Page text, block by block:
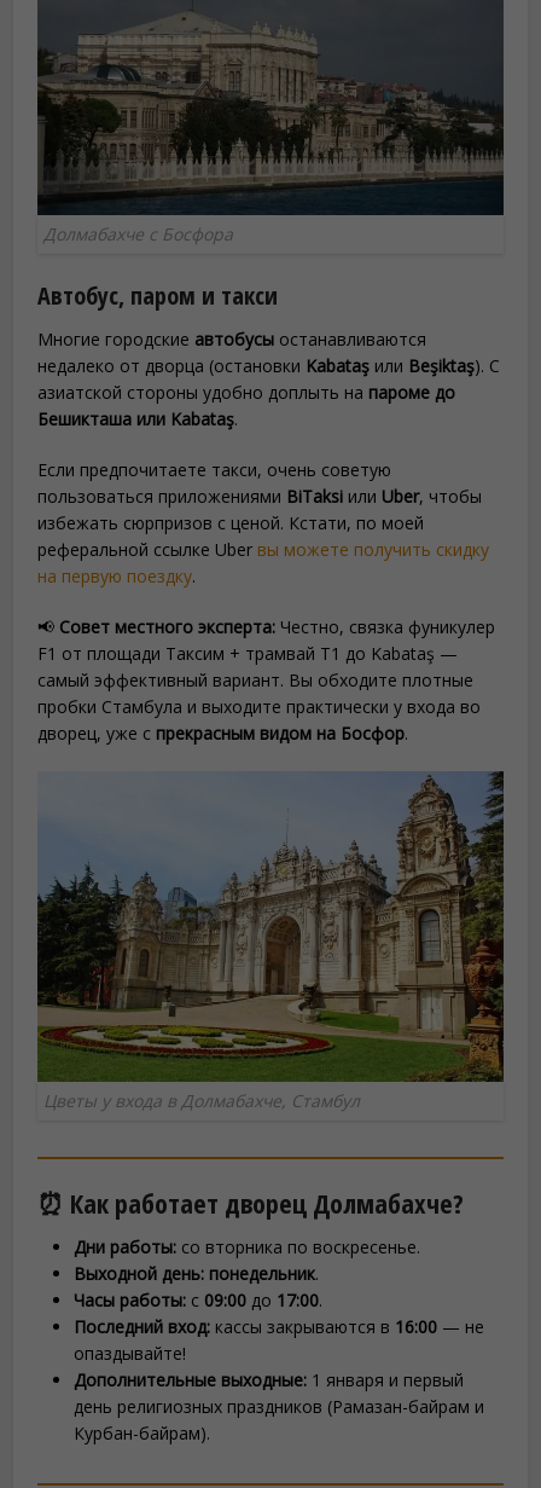
Долмабахче с Босфора
Автобус, паром и такси
Многие городские автобусы останавливаются
недалеко от дворца (остановки Kabataş или Beşiktaş). С
азиатской стороны удобно доплыть на пароме до
Бешикташа или Kabataş.
Если предпочитаете такси, очень советую
пользоваться приложениями BiTaksi или Uber, чтобы
избежать сюрпризов с ценой. Кстати, по моей
реферальной ссылке Uber вы можете получить скидку
на первую поездку.
📢 Совет местного эксперта: Честно, связка фуникулер
F1 от площади Таксим + трамвай T1 до Kabataş —
самый эффективный вариант. Вы обходите плотные
пробки Стамбула и выходите практически у входа во
дворец, уже с прекрасным видом на Босфор.
Цветы у входа в Долмабахче, Стамбул
⏰ Как работает дворец Долмабахче?
Дни работы: со вторника по воскресенье.
Выходной день: понедельник.
Часы работы: с 09:00 до 17:00.
Последний вход: кассы закрываются в 16:00 — не
опаздывайте!
Дополнительные выходные: 1 января и первый
день религиозных праздников (Рамазан-байрам и
Курбан-байрам).